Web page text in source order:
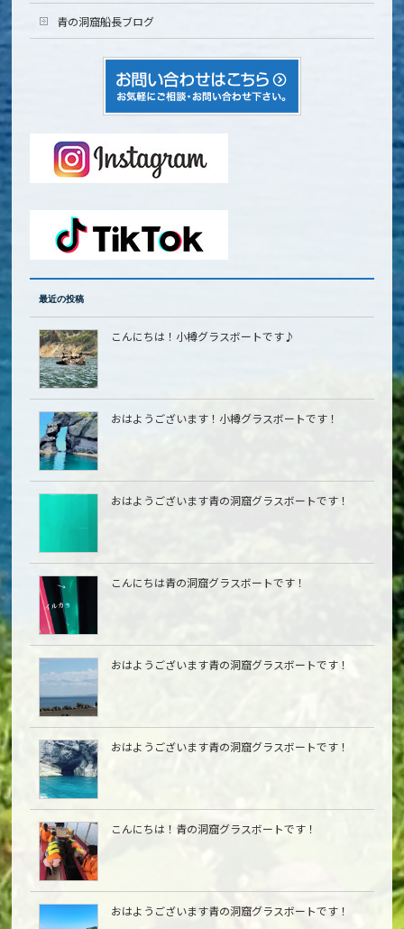
青の洞窟船長ブログ
最近の投稿
こんにちは！小樽グラスボートです♪
おはようございます！小樽グラスボートです！
おはようございます青の洞窟グラスボートです！
こんにちは青の洞窟グラスボートです！
おはようございます青の洞窟グラスボートです！
おはようございます青の洞窟グラスボートです！
こんにちは︎！青の洞窟グラスボートです！
おはようございます青の洞窟グラスボートです！